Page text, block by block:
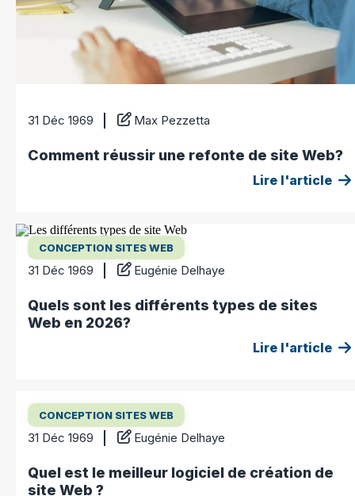
31 Déc 1969 Max Pezzetta
Comment réussir une refonte de site Web?
Lire l'article
CONCEPTION SITES WEB
31 Déc 1969 Eugénie Delhaye
Quels sont les différents types de sites
Web en 2026?
Lire l'article
CONCEPTION SITES WEB
31 Déc 1969 Eugénie Delhaye
Quel est le meilleur logiciel de création de
site Web ?